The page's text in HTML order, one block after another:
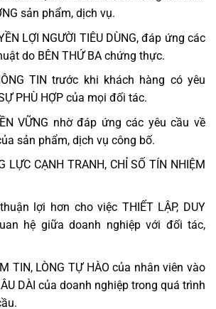
sản phẩm, dịch vụ.
LỢI NGƯỜI TIÊU DÙNG, đáp ứng các
do BÊN THỨ BA chứng thực.
TIN trước khi khách hàng có yêu
PHÙ HỢP của mọi đối tác.
VỮNG nhờ đáp ứng các yêu cầu về
sản phẩm, dịch vụ công bố.
LỰC CẠNH TRANH, CHỈ SỐ TÍN NHIỆM
lợi hơn cho việc THIẾT LẬP, DUY
hệ giữa doanh nghiệp với đối tác,
TIN, LÒNG TỰ HÀO của nhân viên vào
DÀI của doanh nghiệp trong quá trình